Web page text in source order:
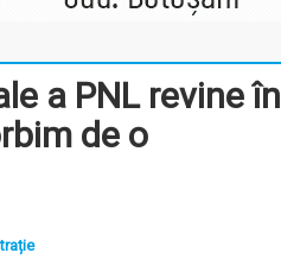
a PNL revine în
de o